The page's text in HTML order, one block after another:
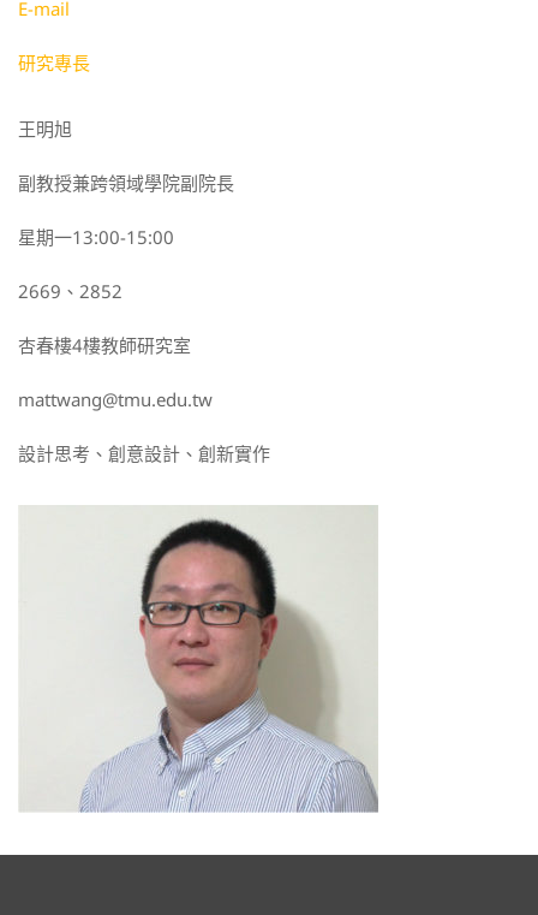
E-mail
研究專長
王明旭
副教授兼跨領域學院副院長
星期一13:00-15:00
2669、2852
杏春樓4樓教師研究室
mattwang@tmu.edu.tw
設計思考、創意設計、創新實作